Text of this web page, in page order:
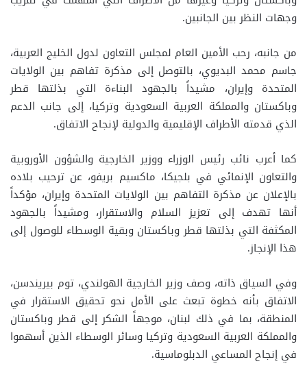
وجهات النظر بين الجانبين.
من جانبه، رحب الأمين العام لمجلس التعاون لدول الخليج العربية،
جاسم محمد البديوي، بالتوصل إلى مذكرة تفاهم بين الولايات
المتحدة وإيران، مشيداً بالجهود البناءة التي بذلتها قطر
وباكستان والمملكة العربية السعودية وتركيا، إلى جانب الدعم
الذي قدمته الأطراف الإقليمية والدولية لإنجاح الاتفاق.
كما أعرب نائب رئيس الوزراء ووزير الخارجية والشؤون الأوروبية
والتعاون الإنمائي في بلجيكا، ماكسيم بريفو، عن ترحيب بلاده
بالإعلان عن مذكرة التفاهم بين الولايات المتحدة وإيران، مؤكداً
أنها تهدف إلى تعزيز السلام والاستقرار، ومشيداً بالجهود
المكثفة التي بذلتها قطر وباكستان وبقية الوسطاء للوصول إلى
هذا الإنجاز.
وفي السياق ذاته، وصف وزير الخارجية الهولندي، توم بيريندسن،
الاتفاق بأنه خطوة تبعث على الأمل نحو تحقيق الاستقرار في
المنطقة، بما في ذلك لبنان، موجهاً الشكر إلى قطر وباكستان
والمملكة العربية السعودية وتركيا وسائر الوسطاء الذين أسهموا
في إنجاح المساعي الدبلوماسية.